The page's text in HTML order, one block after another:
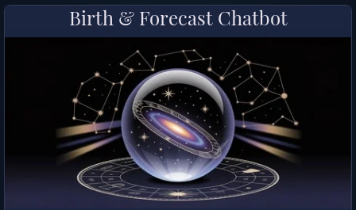
Birth & Forecast Chatbot